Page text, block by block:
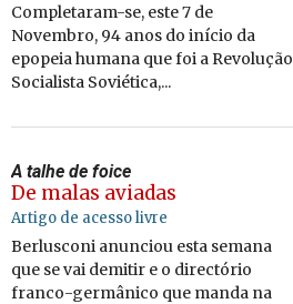
Completaram-se, este 7 de
Novembro, 94 anos do início da
epopeia humana que foi a Revolução
Socialista Soviética,...
A talhe de foice
De malas aviadas
Artigo de acesso livre
Berlusconi anunciou esta semana
que se vai demitir e o directório
franco-germânico que manda na